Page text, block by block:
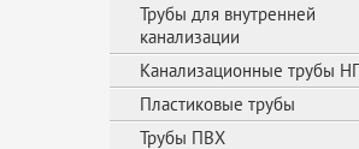
Трубы для внутренней
канализации
Канализационные трубы
Пластиковые трубы
Трубы ПВХ